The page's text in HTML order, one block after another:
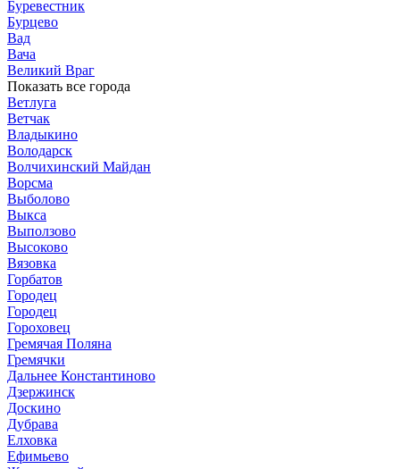
Буревестник
Бурцево
Вад
Вача
Великий Враг
Показать все города
Ветлуга
Ветчак
Владыкино
Володарск
Волчихинский Майдан
Ворсма
Выболово
Выкса
Выползово
Высоково
Вязовка
Горбатов
Городец
Городец
Гороховец
Гремячая Поляна
Гремячки
Дальнее Константиново
Дзержинск
Доскино
Дубрава
Елховка
Ефимьево